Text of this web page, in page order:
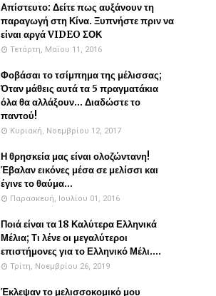
Απίστευτο: Δείτε πως αυξάνουν τη
παραγωγή στη Κίνα. Ξυπνήστε πριν να
είναι αργά VIDEO ΣΟΚ
Τετάρτη, Μαΐου 11, 2016
Φοβάσαι το τσίμπημα της μέλισσας;
Όταν μάθεις αυτά τα 5 πραγματάκια
όλα θα αλλάξουν... Διαδώστε το
παντού!
Κυριακή, Νοεμβρίου 12, 2017
Η θρησκεία μας είναι ολοζώντανη!
Έβαλαν εικόνες μέσα σε μελίσσι και
έγινε το θαύμα...
Παρασκευή, Ιουλίου 01, 2016
Ποιά είναι τα 18 Καλύτερα Ελληνικά
Μέλια; Τι λένε οι μεγαλύτεροι
επιστήμονες για το Ελληνικό Μέλι....
Τρίτη, Νοεμβρίου 26, 2019
Έκλεψαν το μελισσοκομικό μου